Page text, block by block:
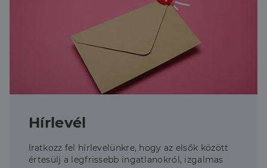
Hírlevél
Iratkozz fel hírlevelünkre, hogy az elsők között
értesülj a legfrissebb ingatlanokról, izgalmas